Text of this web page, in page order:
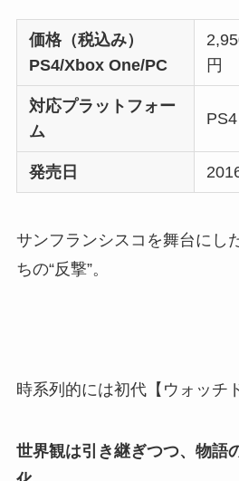
価格（税込み）
PS4/Xbox One/PC
円
対応プラットフォー
ム
発売日
サンフランシスコを舞台にし
ちの“反撃”。
時系列的には初代【ウォッチ
世界観は引き継ぎつつ、物語